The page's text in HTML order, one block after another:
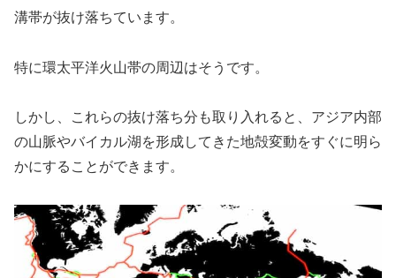
溝帯が抜け落ちています。
特に環太平洋火山帯の周辺はそうです。
しかし、これらの抜け落ち分も取り入れると、アジア内部
の山脈やバイカル湖を形成してきた地殻変動をすぐに明ら
かにすることができます。